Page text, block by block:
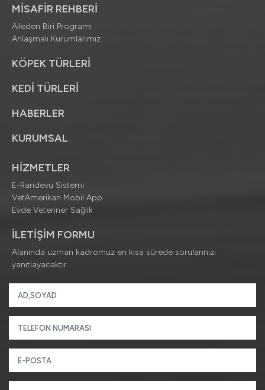
MİSAFİR REHBERİ
Aileden Biri Programı
Anlaşmalı Kurumlarımız
KÖPEK TÜRLERİ
KEDİ TÜRLERİ
HABERLER
KURUMSAL
HİZMETLER
E-Randevu Sistemi
VetAmerikan Mobil App
Evde Veteriner Sağlık
İLETİŞİM FORMU
Alanında uzman kadromuz en kısa sürede sorularınızı
yanıtlayacaktır.